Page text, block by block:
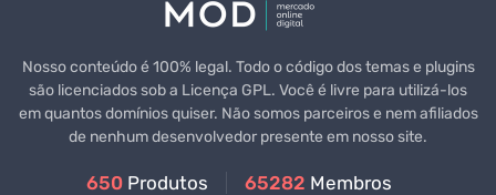
Nosso conteúdo é 100% legal. Todo o código dos temas e plugins
são licenciados sob a Licença GPL. Você é livre para utilizá-los
em quantos domínios quiser. Não somos parceiros e nem afiliados
de nenhum desenvolvedor presente em nosso site.
650 Produtos 65282 Membros